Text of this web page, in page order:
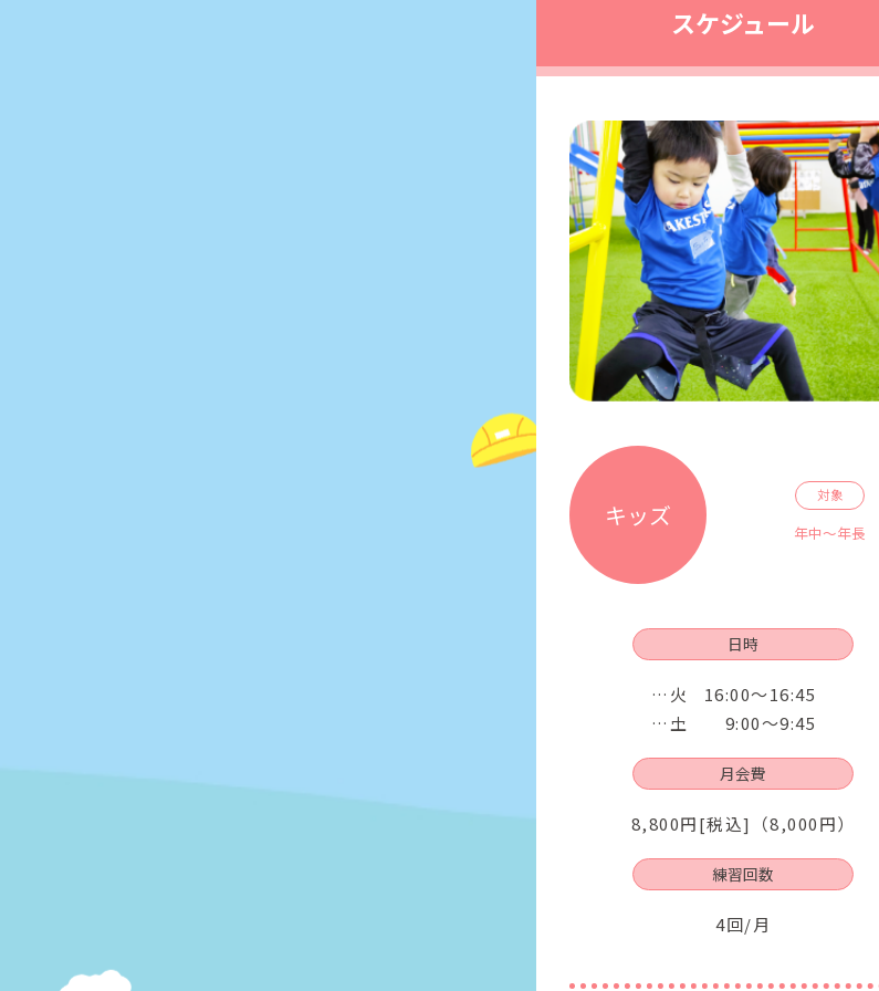
スケジュール
キッズ
対象
年中～年長
日時
火
16:00～16:45
土
9:00～9:45
月会費
8,800円[税込]（8,000円）
練習回数
4回/月